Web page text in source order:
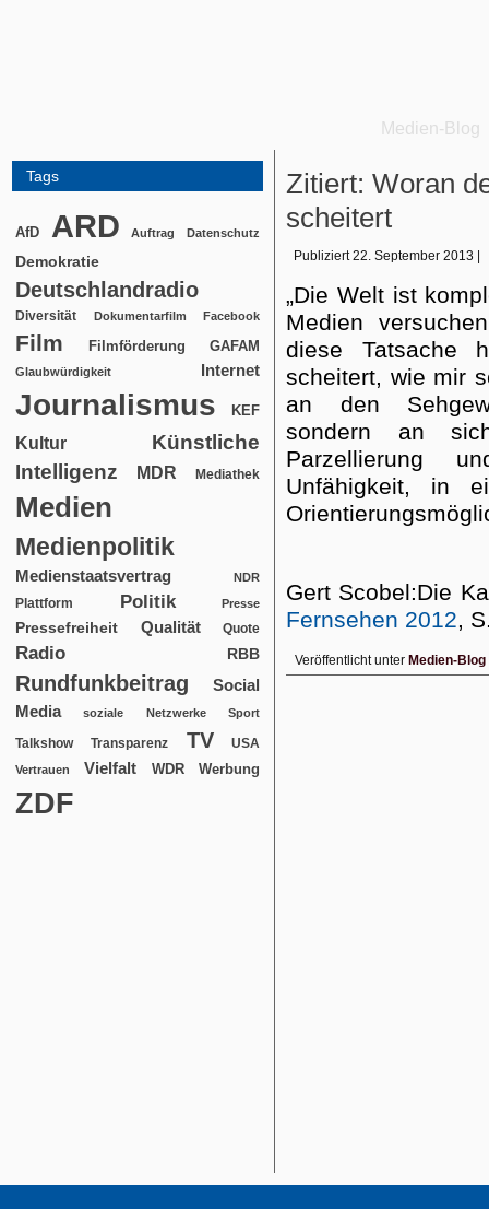
Medien-Blog
Tags
AfD ARD Auftrag Datenschutz
Demokratie
Deutschlandradio
Diversität Dokumentarfilm Facebook
Film Filmförderung GAFAM
Glaubwürdigkeit Internet
Journalismus KEF
Kultur
Künstliche
Intelligenz
MDR Mediathek
Medien
Medienpolitik
Medienstaatsvertrag NDR
Plattform Politik Presse
Pressefreiheit Qualität Quote
Radio RBB
Rundfunkbeitrag
Social
Media
soziale Netzwerke Sport
Talkshow Transparenz TV USA
Vertrauen Vielfalt WDR Werbung
ZDF
Zitiert: Woran
scheitert
Publiziert 22. September 2013
„Die Welt ist
Medien
diese Tatsache
scheitert, wie mir
an den
sondern an
Parzellierung
Unfähigkeit, in
Gert Scobel:Die
Fernsehen 2012,
Veröffentlicht unter Medien-Blog